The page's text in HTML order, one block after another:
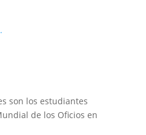
son los estudiantes
de los Oficios en